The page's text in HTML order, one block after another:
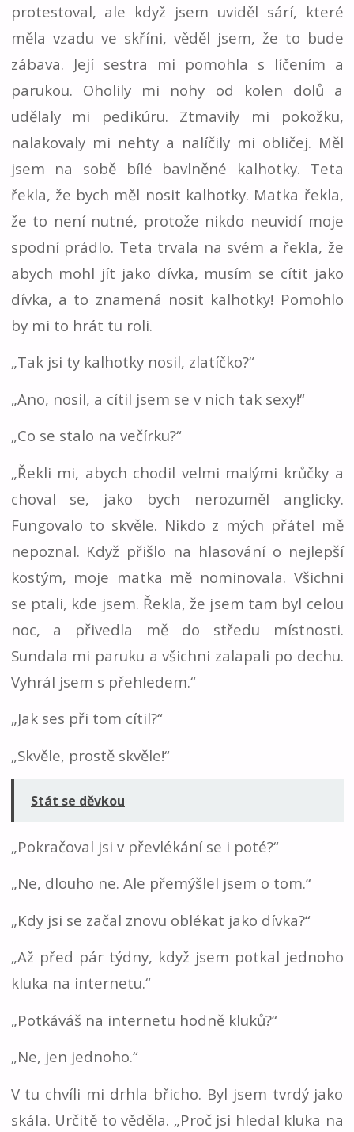
protestoval, ale když jsem uviděl sárí, které
měla vzadu ve skříni, věděl jsem, že to bude
zábava. Její sestra mi pomohla s líčením a
parukou. Oholily mi nohy od kolen dolů a
udělaly mi pedikúru. Ztmavily mi pokožku,
nalakovaly mi nehty a nalíčily mi obličej. Měl
jsem na sobě bílé bavlněné kalhotky. Teta
řekla, že bych měl nosit kalhotky. Matka řekla,
že to není nutné, protože nikdo neuvidí moje
spodní prádlo. Teta trvala na svém a řekla, že
abych mohl jít jako dívka, musím se cítit jako
dívka, a to znamená nosit kalhotky! Pomohlo
by mi to hrát tu roli.
„Tak jsi ty kalhotky nosil, zlatíčko?“
„Ano, nosil, a cítil jsem se v nich tak sexy!“
„Co se stalo na večírku?“
„Řekli mi, abych chodil velmi malými krůčky a
choval se, jako bych nerozuměl anglicky.
Fungovalo to skvěle. Nikdo z mých přátel mě
nepoznal. Když přišlo na hlasování o nejlepší
kostým, moje matka mě nominovala. Všichni
se ptali, kde jsem. Řekla, že jsem tam byl celou
noc, a přivedla mě do středu místnosti.
Sundala mi paruku a všichni zalapali po dechu.
Vyhrál jsem s přehledem.“
„Jak ses při tom cítil?“
„Skvěle, prostě skvěle!“
Stát se děvkou
„Pokračoval jsi v převlékání se i poté?“
„Ne, dlouho ne. Ale přemýšlel jsem o tom.“
„Kdy jsi se začal znovu oblékat jako dívka?“
„Až před pár týdny, když jsem potkal jednoho
kluka na internetu.“
„Potkáváš na internetu hodně kluků?“
„Ne, jen jednoho.“
V tu chvíli mi drhla břicho. Byl jsem tvrdý jako
skála. Určitě to věděla. „Proč jsi hledal kluka na